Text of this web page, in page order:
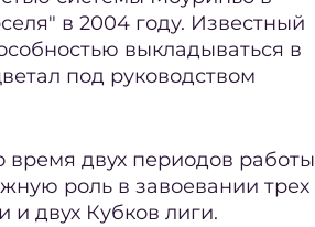
в 2004 году. Известный
выкладываться в
под руководством
время двух периодов работы
роль в завоевании трех
и двух Кубков лиги.